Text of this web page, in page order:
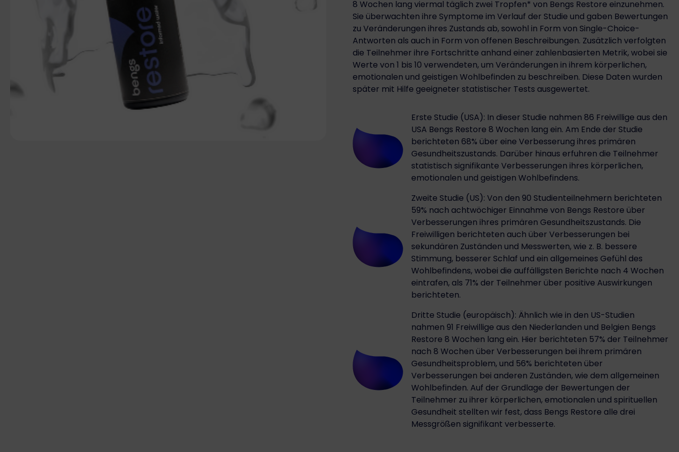
8 Wochen lang viermal täglich zwei Tropfen* von Bengs Restore einzunehmen.
Sie überwachten ihre Symptome im Verlauf der Studie und gaben Bewertungen
zu Veränderungen ihres Zustands ab, sowohl in Form von Single-Choice-
Antworten als auch in Form von offenen Beschreibungen. Zusätzlich verfolgten
die Teilnehmer ihre Fortschritte anhand einer zahlenbasierten Metrik, wobei sie
Werte von 1 bis 10 verwendeten, um Veränderungen in ihrem körperlichen,
emotionalen und geistigen Wohlbefinden zu beschreiben. Diese Daten wurden
später mit Hilfe geeigneter statistischer Tests ausgewertet.
Erste Studie (USA): In dieser Studie nahmen 86 Freiwillige aus den
USA Bengs Restore 8 Wochen lang ein. Am Ende der Studie
berichteten 68% über eine Verbesserung ihres primären
Gesundheitszustands. Darüber hinaus erfuhren die Teilnehmer
statistisch signifikante Verbesserungen ihres körperlichen,
emotionalen und geistigen Wohlbefindens.
Zweite Studie (US): Von den 90 Studienteilnehmern berichteten
59% nach achtwöchiger Einnahme von Bengs Restore über
Verbesserungen ihres primären Gesundheitszustands. Die
Freiwilligen berichteten auch über Verbesserungen bei
sekundären Zuständen und Messwerten, wie z. B. bessere
Stimmung, besserer Schlaf und ein allgemeines Gefühl des
Wohlbefindens, wobei die auffälligsten Berichte nach 4 Wochen
eintrafen, als 71% der Teilnehmer über positive Auswirkungen
berichteten.
Dritte Studie (europäisch): Ähnlich wie in den US-Studien
nahmen 91 Freiwillige aus den Niederlanden und Belgien Bengs
Restore 8 Wochen lang ein. Hier berichteten 57% der Teilnehmer
nach 8 Wochen über Verbesserungen bei ihrem primären
Gesundheitsproblem, und 56% berichteten über
Verbesserungen bei anderen Zuständen, wie dem allgemeinen
Wohlbefinden. Auf der Grundlage der Bewertungen der
Teilnehmer zu ihrer körperlichen, emotionalen und spirituellen
Gesundheit stellten wir fest, dass Bengs Restore alle drei
Messgrößen signifikant verbesserte.